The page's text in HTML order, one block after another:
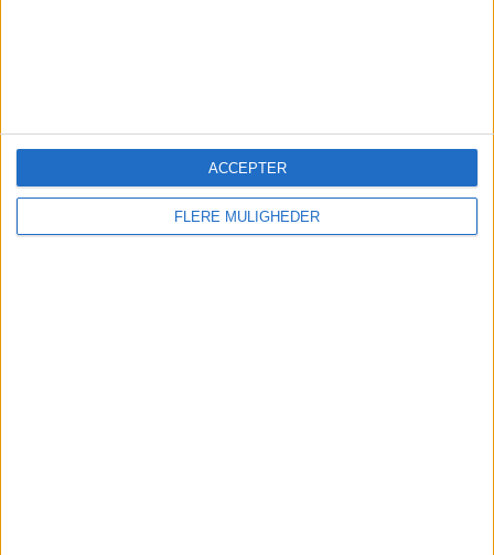
FLERE MULIGHEDER
ACCEPTER